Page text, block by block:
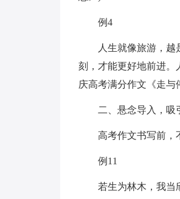
例4
人生就像旅游，
刻，才能更好地前进。
庆高考满分作文《走与
二、悬念导入，吸
高考作文书写前，
例11
若生为林木，我当